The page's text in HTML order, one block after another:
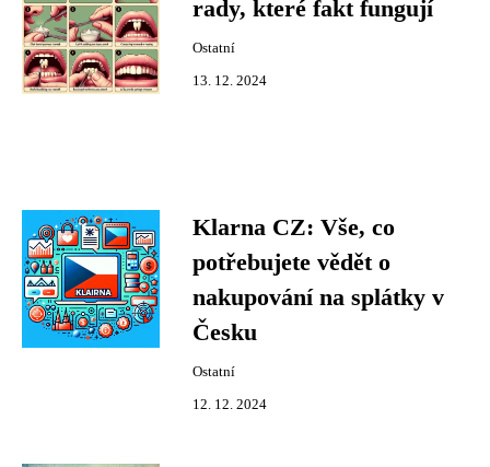
rady, které fakt fungují
Ostatní
13. 12. 2024
Klarna CZ: Vše, co
potřebujete vědět o
nakupování na splátky v
Česku
Ostatní
12. 12. 2024